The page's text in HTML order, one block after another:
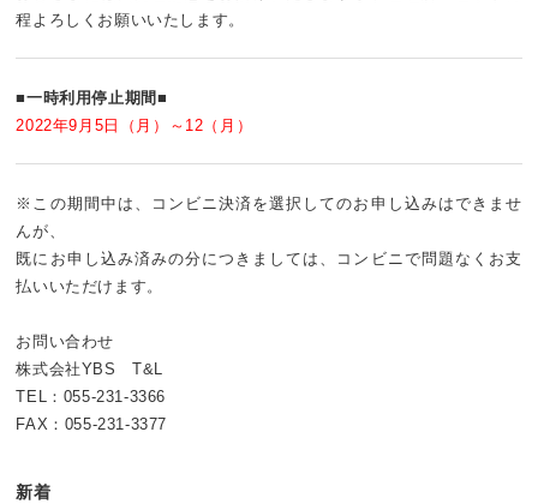
程よろしくお願いいたします。
■一時利用停止期間■
2022年9月5日（月）～12（月）
※この期間中は、コンビニ決済を選択してのお申し込みはできませ
んが、
既にお申し込み済みの分につきましては、コンビニで問題なくお支
払いいただけます。
お問い合わせ
株式会社YBS T&L
TEL：055-231-3366
FAX：055-231-3377
新着